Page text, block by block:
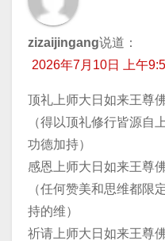
zizaijingang说道：
2026年7月10日 上午
顶礼上师大日如来王尊佛
（得以顶礼修行皆源自
功德加持）
感恩上师大日如来王尊
（任何赞美和思维都限
持的维）
祈请上师大日如来王尊